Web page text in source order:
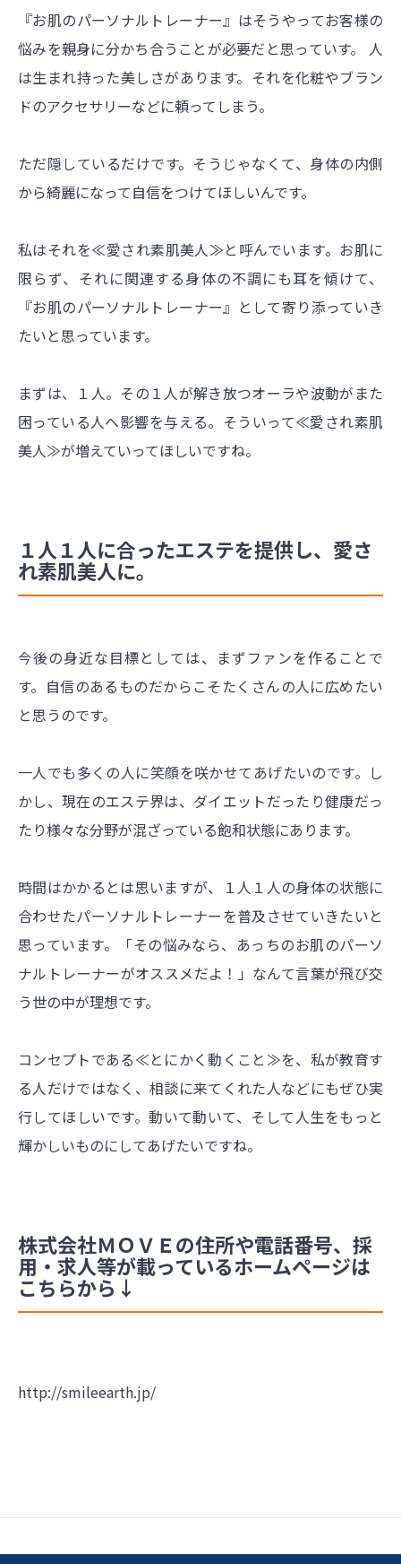
『お肌のパーソナルトレーナー』はそうやってお客様の
悩みを親身に分かち合うことが必要だと思っていす。 人
は生まれ持った美しさがあります。それを化粧やブラン
ドのアクセサリーなどに頼ってしまう。
ただ隠しているだけです。そうじゃなくて、身体の内側
から綺麗になって自信をつけてほしいんです。
私はそれを≪愛され素肌美人≫と呼んでいます。お肌に
限らず、それに関連する身体の不調にも耳を傾けて、
『お肌のパーソナルトレーナー』として寄り添っていき
たいと思っています。
まずは、１人。その１人が解き放つオーラや波動がまた
困っている人へ影響を与える。そういって≪愛され素肌
美人≫が増えていってほしいですね。
１人１人に合ったエステを提供し、愛さ
れ素肌美人に。
今後の身近な目標としては、まずファンを作ることで
す。自信のあるものだからこそたくさんの人に広めたい
と思うのです。
一人でも多くの人に笑顔を咲かせてあげたいのです。し
かし、現在のエステ界は、ダイエットだったり健康だっ
たり様々な分野が混ざっている飽和状態にあります。
時間はかかるとは思いますが、１人１人の身体の状態に
合わせたパーソナルトレーナーを普及させていきたいと
思っています。「その悩みなら、あっちのお肌のパーソ
ナルトレーナーがオススメだよ！」なんて言葉が飛び交
う世の中が理想です。
コンセプトである≪とにかく動くこと≫を、私が教育す
る人だけではなく、相談に来てくれた人などにもぜひ実
行してほしいです。動いて動いて、そして人生をもっと
輝かしいものにしてあげたいですね。
株式会社ＭＯＶＥの住所や電話番号、採
用・求人等が載っているホームページは
こちらから↓
http://smileearth.jp/